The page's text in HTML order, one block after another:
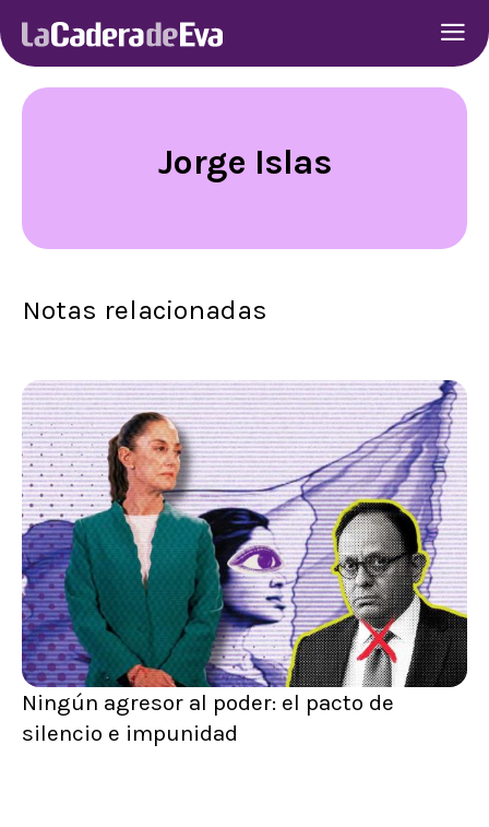
Jorge Islas
Notas relacionadas
Ningún agresor al poder: el pacto de
silencio e impunidad